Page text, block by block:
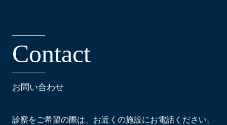
Contact
お問い合わせ
診察をご希望の際は、お近くの施設にお電話ください。